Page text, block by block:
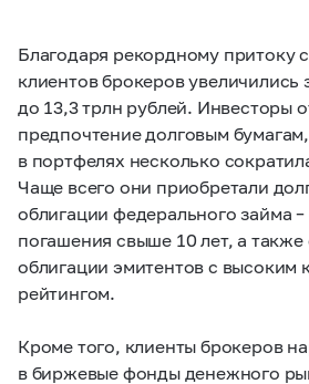
Благодаря рекордному притоку
клиентов брокеров увеличились
до 13,3 трлн рублей. Инвесторы
предпочтение долговым
в портфелях несколько
Чаще всего они приобретали
облигации федерального займа
погашения свыше 10 лет, а
облигации эмитентов с высоким
рейтингом.
Кроме того, клиенты брокеров
в биржевые фонды денежного